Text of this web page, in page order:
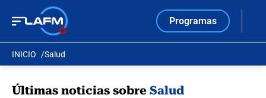
Programas
INICIO Salud
Últimas noticias sobre Salud